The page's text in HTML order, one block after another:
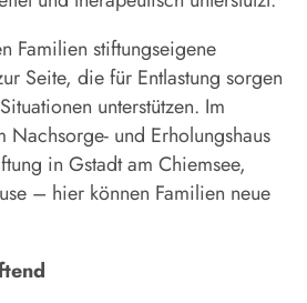
Familien stiftungseigene
Seite, die für Entlastung sorgen
unterstützen. Im
Nachsorge- und Erholungshaus
in Gstadt am Chiemsee,
– hier können ­Familien neue